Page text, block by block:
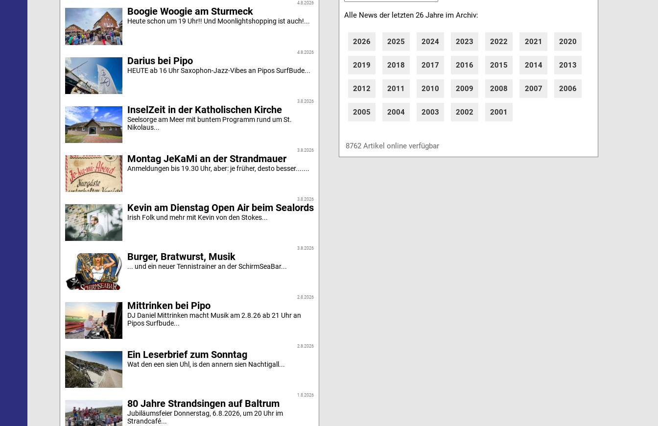
4.8.2026
Boogie Woogie am Sturmeck
Heute schon um 19 Uhr!! Und Moonlightshopping ist auch!...
4.8.2026
Darius bei Pipo
HEUTE ab 16 Uhr Saxophon-Jazz-Vibes an Pipos SurfBude...
3.8.2026
InselZeit in der Katholischen Kirche
Seelsorge am Meer mit buntem Programm rund um St.
Nikolaus...
3.8.2026
Montag JeKaMi an der Strandmauer
Anmeldungen bis 19.30 Uhr, aber: je früher, desto besser.......
3.8.2026
Kevin am Dienstag Open Air beim Sealords
Irish Folk und mehr mit Kevin von den Stokes...
3.8.2026
Burger, Bratwurst, Musik
... und ein neuer Tennistrainer an der SchirmSeaBar...
2.8.2026
Mittrinken bei Pipo
DJ Daniel Mittrinken macht Musik am 2.8.26 ab 21 Uhr an
Pipos Surfbude...
2.8.2026
Ein Leserbrief zum Sonntag
Wat den een sien Uhl, is den annern sien Nachtigall...
1.8.2026
80 Jahre Strandsingen auf Baltrum
Jubiläumsfeier Donnerstag, 6.8.2026, um 20 Uhr im
Strandcafé...
Alle News der letzten 26 Jahre im Archiv:
2026 2025 2024 2023 2022 2021 2020
2019 2018 2017 2016 2015 2014 2013
2012 2011 2010 2009 2008 2007 2006
2005 2004 2003 2002 2001
8762 Artikel online verfügbar